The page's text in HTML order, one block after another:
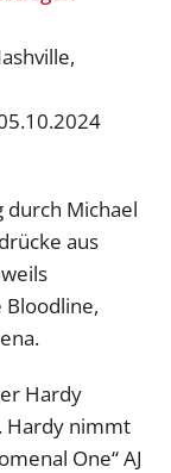
durch Michael
aus
Hardy
Hardy nimmt
One“ AJ